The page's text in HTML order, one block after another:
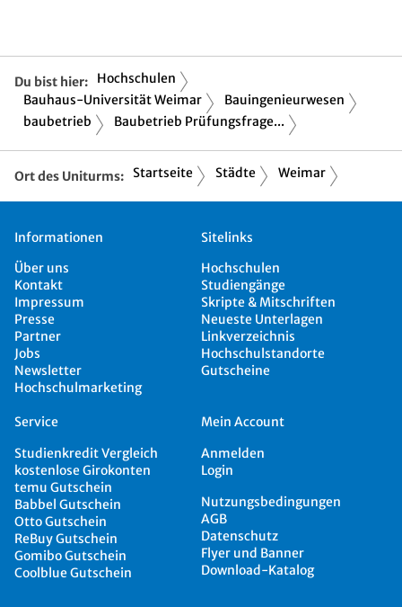
Du bist hier:
Hochschulen
Bauhaus-Universität Weimar
Bauingenieurwesen
baubetrieb
Baubetrieb Prüfungsfrage...
Ort des Uniturms: Startseite Städte Weimar
Informationen
Über uns
Kontakt
Impressum
Presse
Partner
Jobs
Newsletter
Hochschulmarketing
Sitelinks
Hochschulen
Studiengänge
Skripte & Mitschriften
Neueste Unterlagen
Linkverzeichnis
Hochschulstandorte
Gutscheine
Service
Studienkredit Vergleich
kostenlose Girokonten
temu Gutschein
Babbel Gutschein
Otto Gutschein
ReBuy Gutschein
Gomibo Gutschein
Coolblue Gutschein
Mein Account
Anmelden
Login
Nutzungsbedingungen
AGB
Datenschutz
Flyer und Banner
Download-Katalog